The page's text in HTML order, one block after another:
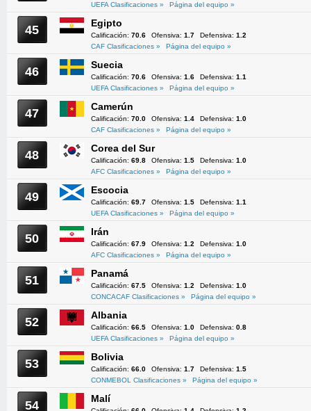
UEFA Clasificaciones »
Página del equipo »
45 Egipto
Calificación: 70.6 Ofensiva: 1.7 Defensiva: 1.2
CAF Clasificaciones »
Página del equipo »
46 Suecia
Calificación: 70.6 Ofensiva: 1.6 Defensiva: 1.1
UEFA Clasificaciones »
Página del equipo »
47 Camerún
Calificación: 70.0 Ofensiva: 1.4 Defensiva: 1.0
CAF Clasificaciones »
Página del equipo »
48 Corea del Sur
Calificación: 69.8 Ofensiva: 1.5 Defensiva: 1.0
AFC Clasificaciones »
Página del equipo »
49 Escocia
Calificación: 69.7 Ofensiva: 1.5 Defensiva: 1.1
UEFA Clasificaciones »
Página del equipo »
50 Irán
Calificación: 67.9 Ofensiva: 1.2 Defensiva: 1.0
AFC Clasificaciones »
Página del equipo »
51 Panamá
Calificación: 67.5 Ofensiva: 1.2 Defensiva: 1.0
CONCACAF Clasificaciones »
Página del equipo »
52 Albania
Calificación: 66.5 Ofensiva: 1.0 Defensiva: 0.8
UEFA Clasificaciones »
Página del equipo »
53 Bolivia
Calificación: 66.0 Ofensiva: 1.7 Defensiva: 1.5
CONMEBOL Clasificaciones »
Página del equipo »
54 Malí